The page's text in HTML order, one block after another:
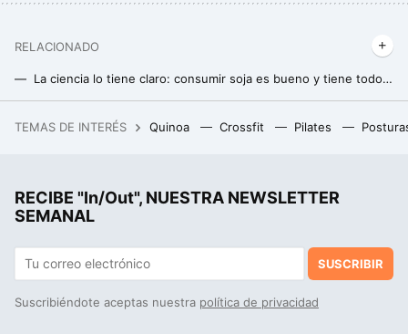
RELACIONADO
La ciencia lo tiene claro: consumir soja es bueno y tiene todos estos beneficios
TEMAS DE INTERÉS Quinoa Crossfit Pilates
RECIBE "In/Out", NUESTRA NEWSLETTER
SEMANAL
SUSCRIBIR
Suscribiéndote aceptas nuestra política de privacidad